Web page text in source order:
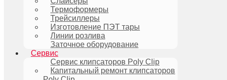
Термоформеры
Трейсиллеры
Изготовление ПЭТ тары
Линии розлива
Заточное оборудование
Сервис
Сервис клипсаторов Poly Clip
Капитальный ремонт клипсаторов